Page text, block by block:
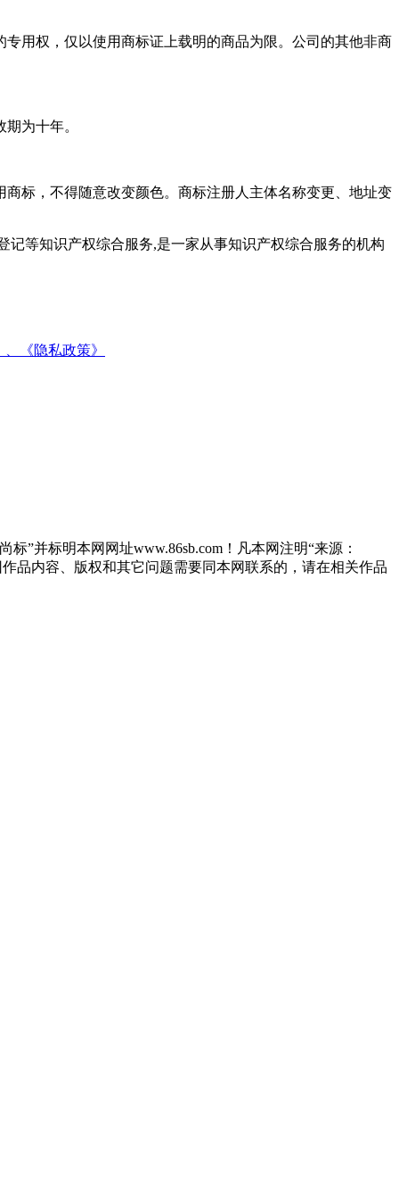
用权，仅以使用商标证上载明的商品为限。公司的其他非商
期为十年。
标，不得随意改变颜色。商标注册人主体名称变更、地址变
等知识产权综合服务,是一家从事知识产权综合服务的机构
《隐私政策》
”并标明本网网址www.86sb.com！凡本网注明“来源：
品内容、版权和其它问题需要同本网联系的，请在相关作品